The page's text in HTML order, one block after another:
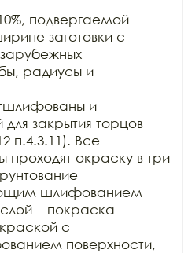
подвергаемой
заготовки с
радиусы и
и
закрытия торцов
п.4.3.11). Все
проходят окраску в три
шлифованием
– покраска
с
поверхности,